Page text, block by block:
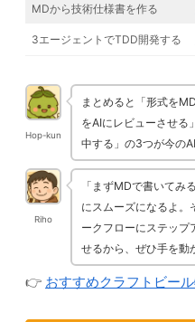
MDから技術仕様書を作る
3エージェントでTDD開発する
Hop-kun
まとめると「形式を
をAIにレビューさせる
中する」の3つが今の
Riho
「まずMDで書いてみ
にスムーズになるよ。
ークフローにステップ
せるから、ぜひ手を動
👉 おすすめクラフトビー